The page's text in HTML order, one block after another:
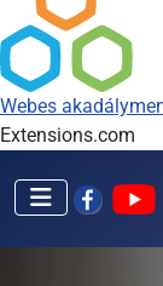
Webes
Extensions.com